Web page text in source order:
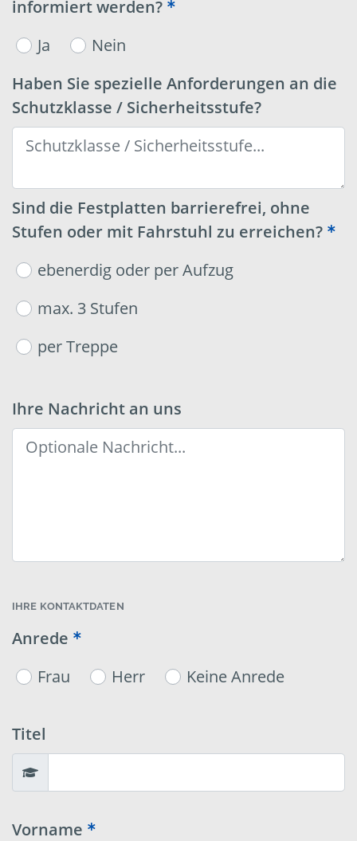
informiert werden?
Ja
Nein
Haben Sie spezielle Anforderungen an die
Schutzklasse / Sicherheitsstufe?
Sind die Festplatten barrierefrei, ohne
Stufen oder mit Fahrstuhl zu erreichen?
ebenerdig oder per Aufzug
max. 3 Stufen
per Treppe
Ihre Nachricht an uns
IHRE KONTAKTDATEN
Anrede
Frau
Herr Keine Anrede
Titel
Vorname